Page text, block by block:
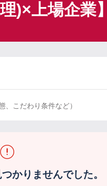
)×上場企業
、こだわり条件など）
かりませんでした。